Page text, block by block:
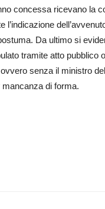
concessa ricevano la
l’indicazione
Da ultimo si
tramite atto pubblico
senza il ministro
di forma.